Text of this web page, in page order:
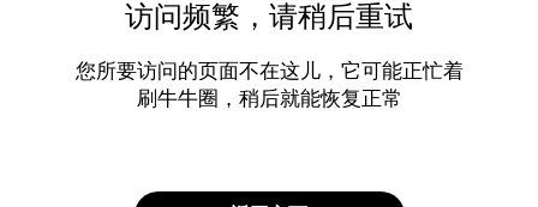
访问频繁，请稍后重试
您所要访问的页面不在这儿，它可能正忙着
刷牛牛圈，稍后就能恢复正常